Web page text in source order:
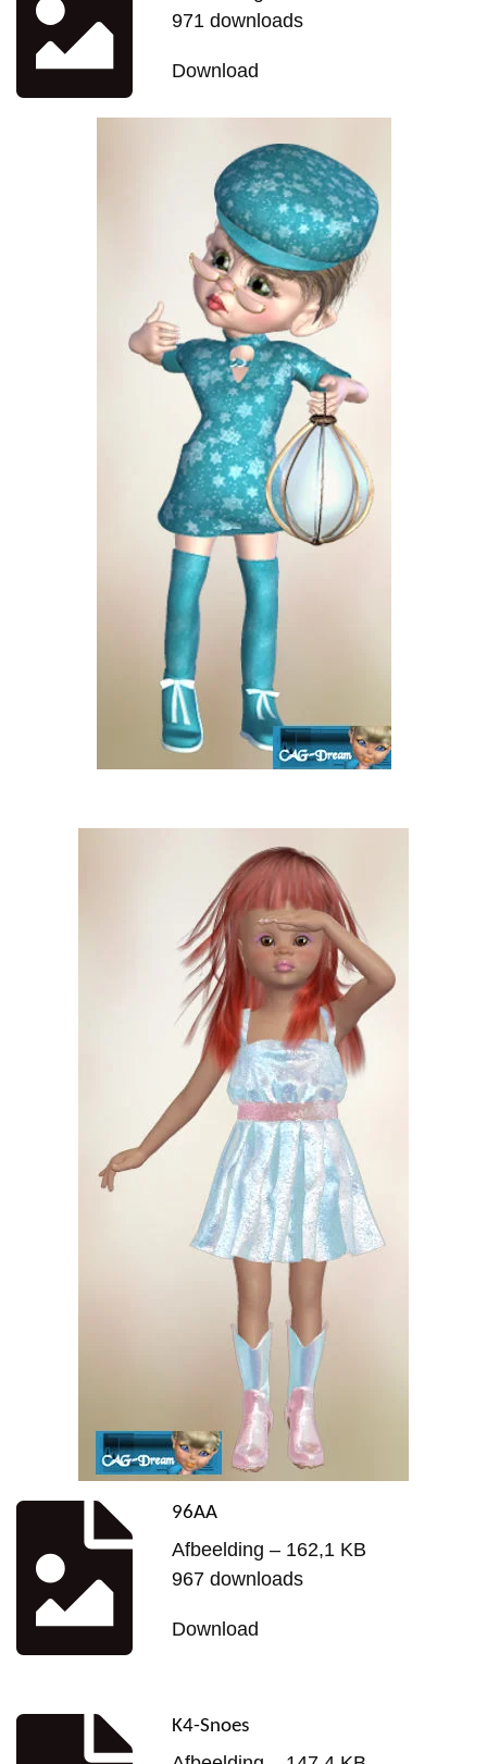
971 downloads
Download
96AA
Afbeelding – 162,1 KB
967 downloads
Download
K4-Snoes